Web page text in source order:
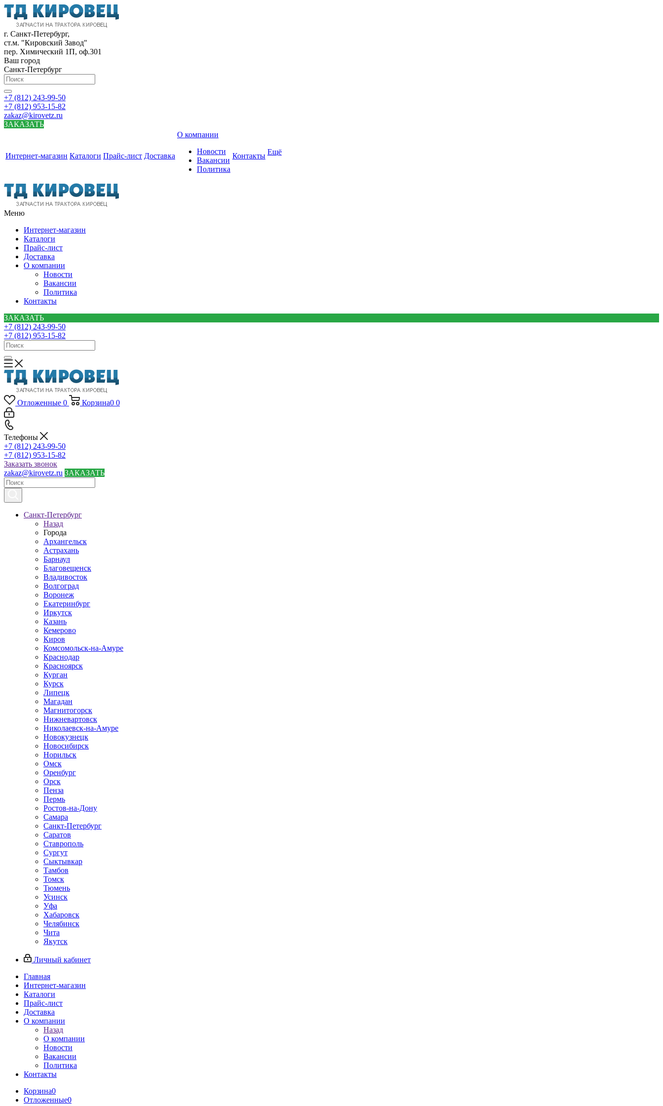
г. Санкт-Петербург,
ст.м. "Кировский Завод"
пер. Химический 1П, оф.301
Ваш город
Санкт-Петербург
+7 (812) 243-99-50
+7 (812) 953-15-82
zakaz@kirovetz.ru
ЗАКАЗАТЬ
Интернет-магазин Каталоги Прайс-лист Доставка
О компании
Новости
Вакансии
Политика
Контакты Ещё
Меню
Интернет-магазин
Каталоги
Прайс-лист
Доставка
О компании
Новости
Вакансии
Политика
Контакты
ЗАКАЗАТЬ
+7 (812) 243-99-50
+7 (812) 953-15-82
Отложенные 0 Корзина0 0
Телефоны
+7 (812) 243-99-50
+7 (812) 953-15-82
Заказать звонок
zakaz@kirovetz.ru ЗАКАЗАТЬ
Санкт-Петербург
Назад
Города
Архангельск
Астрахань
Барнаул
Благовещенск
Владивосток
Волгоград
Воронеж
Екатеринбург
Иркутск
Казань
Кемерово
Киров
Комсомольск-на-Амуре
Краснодар
Красноярск
Курган
Курск
Липецк
Магадан
Магнитогорск
Нижневартовск
Николаевск-на-Амуре
Новокузнецк
Новосибирск
Норильск
Омск
Оренбург
Орск
Пенза
Пермь
Ростов-на-Дону
Самара
Санкт-Петербург
Саратов
Ставрополь
Сургут
Сыктывкар
Тамбов
Томск
Тюмень
Усинск
Уфа
Хабаровск
Челябинск
Чита
Якутск
Личный кабинет
Главная
Интернет-магазин
Каталоги
Прайс-лист
Доставка
О компании
Назад
О компании
Новости
Вакансии
Политика
Контакты
Корзина0
Отложенные0